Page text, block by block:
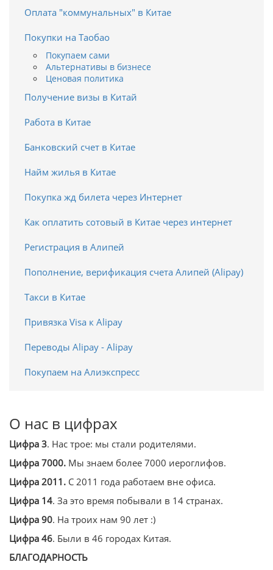
Оплата "коммунальных" в Китае
Покупки на Таобао
Покупаем сами
Альтернативы в бизнесе
Ценовая политика
Получение визы в Китай
Работа в Китае
Банковский счет в Китае
Найм жилья в Китае
Покупка жд билета через Интернет
Как оплатить сотовый в Китае через интернет
Регистрация в Алипей
Пополнение, верификация счета Алипей (Alipay)
Такси в Китае
Привязка Visa к Alipay
Переводы Alipay - Alipay
Покупаем на Алиэкспресс
О нас в цифрах
Цифра 3. Нас трое: мы стали родителями.
Цифра 7000. Мы знаем более 7000 иероглифов.
Цифра 2011. С 2011 года работаем вне офиса.
Цифра 14. За это время побывали в 14 странах.
Цифра 90. На троих нам 90 лет :)
Цифра 46. Были в 46 городах Китая.
БЛАГОДАРНОСТЬ